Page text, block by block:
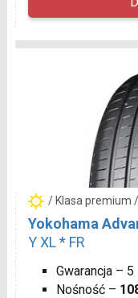
/ Klasa premium
Yokohama
Y XL * FR
Gwarancja – 5
Nośność –